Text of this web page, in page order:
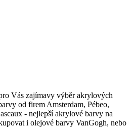
Vás zajímavy výběr akrylových
od firem Amsterdam, Pébeo,
- nejlepší akrylové barvy na
i olejové barvy VanGogh, nebo